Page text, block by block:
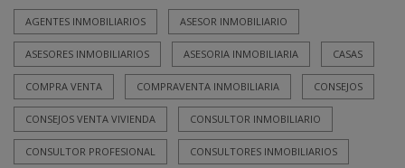
AGENTES INMOBILIARIOS ASESOR INMOBILIARIO
ASESORES INMOBILIARIOS ASESORIA INMOBILIARIA CASAS
COMPRA VENTA COMPRAVENTA INMOBILIARIA CONSEJOS
CONSEJOS VENTA VIVIENDA CONSULTOR INMOBILIARIO
CONSULTOR PROFESIONAL CONSULTORES INMOBILIARIOS